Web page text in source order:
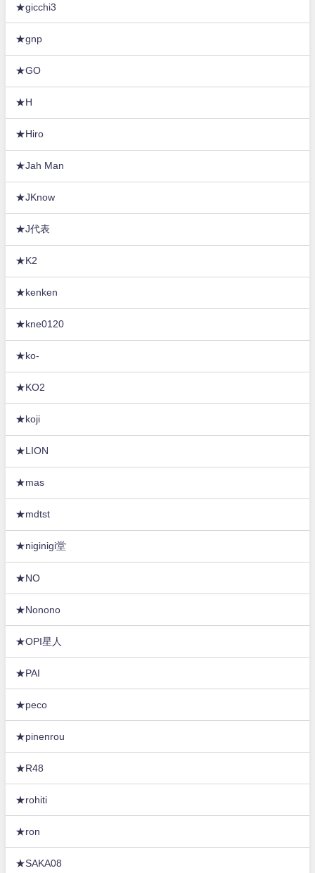
★gicchi3
★gnp
★GO
★H
★Hiro
★Jah Man
★JKnow
★J代表
★K2
★kenken
★kne0120
★ko-
★KO2
★koji
★LION
★mas
★mdtst
★niginigi堂
★NO
★Nonono
★OPI星人
★PAI
★peco
★pinenrou
★R48
★rohiti
★ron
★SAKA08